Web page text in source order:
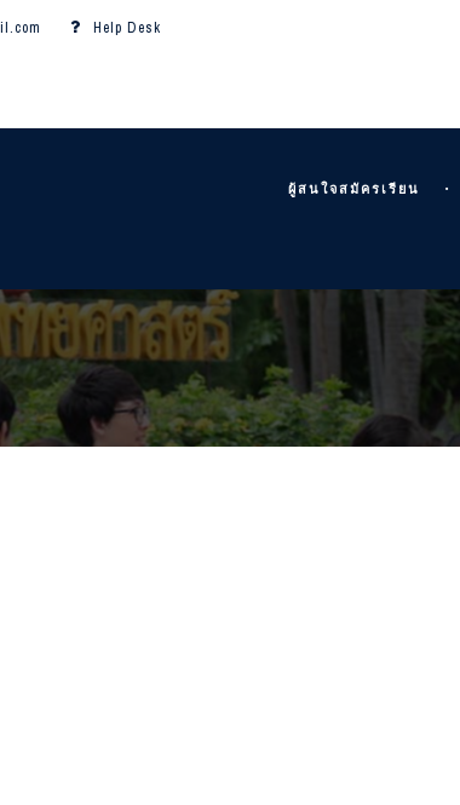
Help Desk
ผู้สนใจสมัครเรียน